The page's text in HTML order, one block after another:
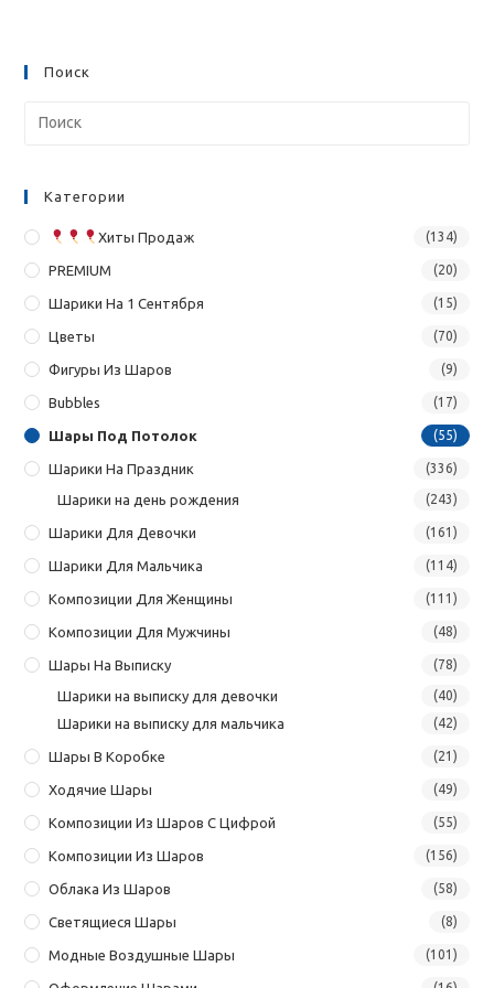
Поиск
Категории
Хиты Продаж (134)
PREMIUM (20)
Шарики На 1 Сентября (15)
Цветы (70)
Фигуры Из Шаров (9)
Bubbles (17)
Шары Под Потолок (55)
Шарики На Праздник (336)
Шарики на день рождения (243)
Шарики Для Девочки (161)
Шарики Для Мальчика (114)
Композиции Для Женщины (111)
Композиции Для Мужчины (48)
Шары На Выписку (78)
Шарики на выписку для девочки (40)
Шарики на выписку для мальчика (42)
Шары В Коробке (21)
Ходячие Шары (49)
Композиции Из Шаров С Цифрой (55)
Композиции Из Шаров (156)
Облака Из Шаров (58)
Светящиеся Шары (8)
Модные Воздушные Шары (101)